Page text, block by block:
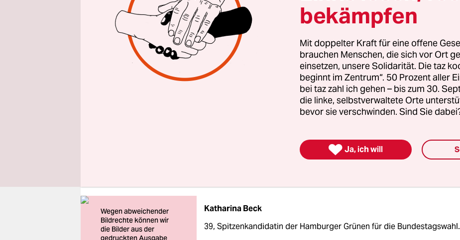
Es existieren verschiedene Werkzeuge, um klimagerechte
gestalten. So sollten neben nationalen Maßnahmen auch
internationale Handelsabkommen an Prinzipien des
und der Menschenrechte gebunden werden. Darüber hinaus
wichtig, dass Klimaaußenpolitik und
auf Augenhöhe stattfinden, und die Wertschöpfung in jenen
Produktionsländern garantiert ist, in denen sie entsteht.
Können wir in Zukunft mehr Vorgaben wie im
Katharina Beck
39, Spitzenkandidatin der Hamburger Grünen für die Bundestagswahl.
bekämpfen
Mit doppelter Kraft für eine offene
brauchen Menschen, die sich vor Ort
einsetzen, unsere Solidarität. Die taz
beginnt im Zentrum“. 50 Prozent aller
bei taz zahl ich gehen – bis zum 30.
die linke, selbstverwaltete Orte
bevor sie verschwinden. Sind Sie
 Ja, ich will